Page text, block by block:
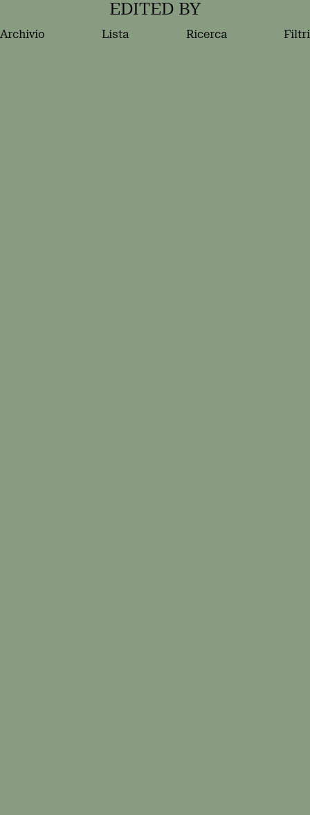
EDITED BY
Archivio Lista Ricerca Filtri